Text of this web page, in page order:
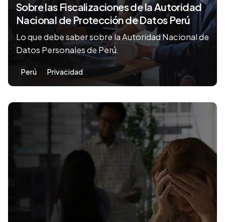
Sobre las Fiscalizaciones de la Autoridad
Nacional de Protección de Datos Perú
Lo que debe saber sobre la Autoridad Nacional de
Datos Personales de Perú.
Perú Privacidad